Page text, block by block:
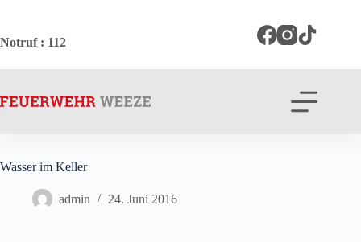
springen
Notruf: 112
Wasser im Keller
admin 24. Juni 2016